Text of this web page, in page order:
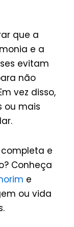
que a
e a
evitam
não
vez disso,
ou mais
e
Conheça
e
ou vida